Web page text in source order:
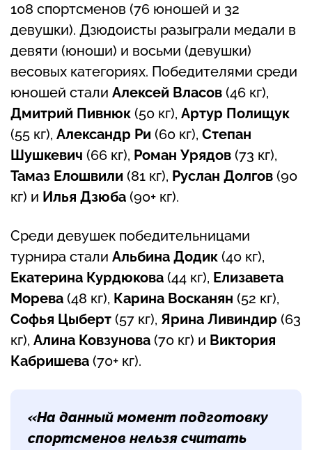
108 спортсменов (76 юношей и 32
девушки). Дзюдоисты разыграли медали в
девяти (юноши) и восьми (девушки)
весовых категориях. Победителями среди
юношей стали Алексей Власов (46 кг),
Дмитрий Пивнюк (50 кг), Артур Полищук
(55 кг), Александр Ри (60 кг), Степан
Шушкевич (66 кг), Роман Урядов (73 кг),
Тамаз Елошвили (81 кг), Руслан Долгов (90
кг) и Илья Дзюба (90+ кг).
Среди девушек победительницами
турнира стали Альбина Додик (40 кг),
Екатерина Курдюкова (44 кг), Елизавета
Морева (48 кг), Карина Восканян (52 кг),
Софья Цыберт (57 кг), Ярина Ливиндир (63
кг), Алина Ковзунова (70 кг) и Виктория
Кабришева (70+ кг).
«На данный момент подготовку
спортсменов нельзя считать